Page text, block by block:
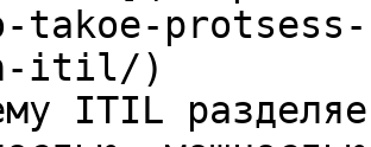
takoe-
itil/)
ITIL